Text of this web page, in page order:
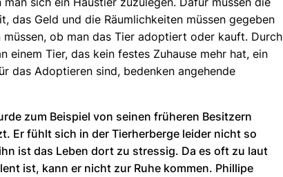
das Geld und die Räumlichkeiten müssen gegeben
ob man das Tier adoptiert oder kauft. Durch
einem Tier, das kein festes Zuhause mehr hat, ein
das Adoptieren sind, bedenken angehende
zum Beispiel von seinen früheren Besitzern
Er fühlt sich in der Tierherberge leider nicht so
ist das Leben dort zu stressig. Da es oft zu laut
ist, kann er nicht zur Ruhe kommen. Phillipe